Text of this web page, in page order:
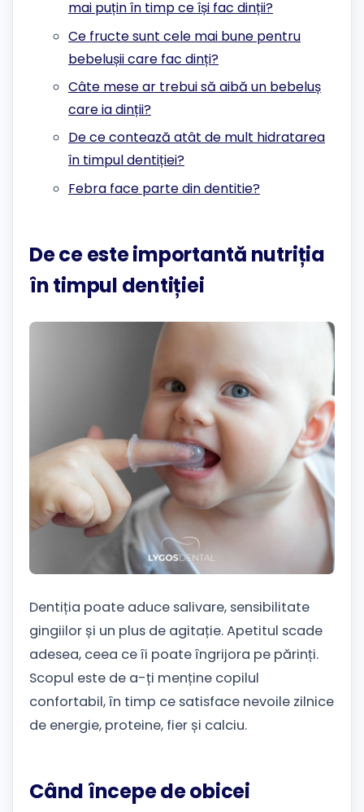
mai puțin în timp ce își fac dinții?
Ce fructe sunt cele mai bune pentru
bebelușii care fac dinți?
Câte mese ar trebui să aibă un bebeluș
care ia dinții?
De ce contează atât de mult hidratarea
în timpul dentiției?
Febra face parte din dentitie?
De ce este importantă nutriția
în timpul dentiției
Dentiția poate aduce salivare, sensibilitate
gingiilor și un plus de agitație. Apetitul scade
adesea, ceea ce îi poate îngrijora pe părinți.
Scopul este de a-ți menține copilul
confortabil, în timp ce satisface nevoile zilnice
de energie, proteine, fier și calciu.
Când începe de obicei